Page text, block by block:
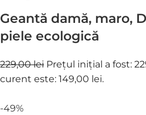
Geantă damă, maro,
piele ecologică
229,00 lei Prețul inițial a fost:
curent este: 149,00 lei.
-49%